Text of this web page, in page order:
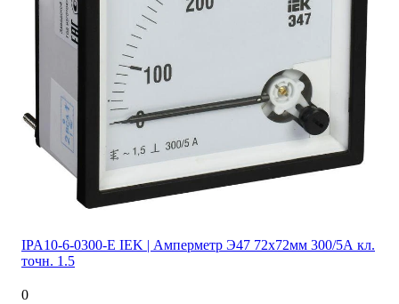
IPA10-6-0300-E IEK | Амперметр Э47 72х72мм 300/5А кл.
точн. 1.5
0